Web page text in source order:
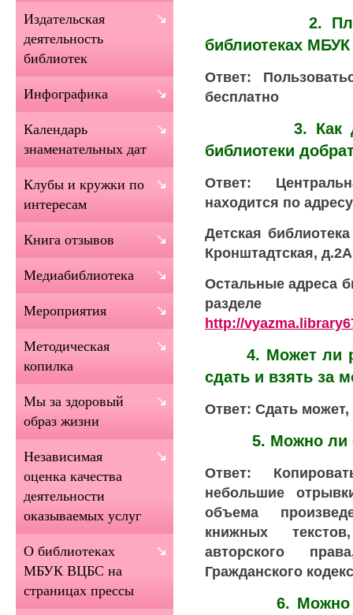
2. Платное
библиотеках
Ответ:
бесплатно
3. Как до
библиотеки
Ответ:
находится по
Детская
Кронштадтская,
Остальные адреса
http://
4. Может ли
сдать и взять за
Ответ: Сдать может,
5. Можно ли
Ответ:
небольшие
объема
книжных
авторского
Гражданского
6. Можно ли
Издательская
деятельность
библиотек
Инфографика
Календарь
знаменательных дат
Клубы и кружки по
интересам
Книга отзывов
Медиабиблиотека
Мероприятия
Методическая
копилка
Мы за здоровый
образ жизни
Независимая
оценка качества
деятельности
оказываемых услуг
О библиотеках
МБУК ВЦБС на
страницах прессы